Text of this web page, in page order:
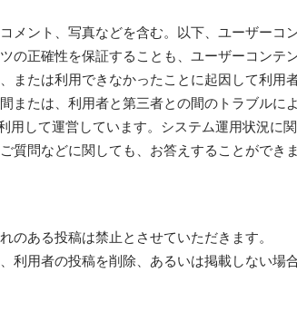
メント、写真などを含む。以下、ユーザーコ
の正確性を保証することも、ユーザーコンテ
または利用できなかったことに起因して利用
または、利用者と第三者との間のトラブルに
用して運営しています。システム運用状況
問などに関しても、お答えすることができま
のある投稿は禁止とさせていただきます。
利用者の投稿を削除、あるいは掲載しない場